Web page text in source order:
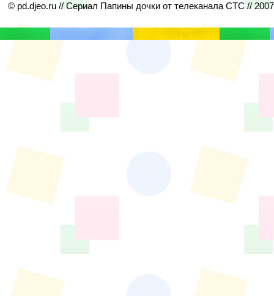
© pd.djeo.ru // Сериал Папины дочки от телеканала СТС //